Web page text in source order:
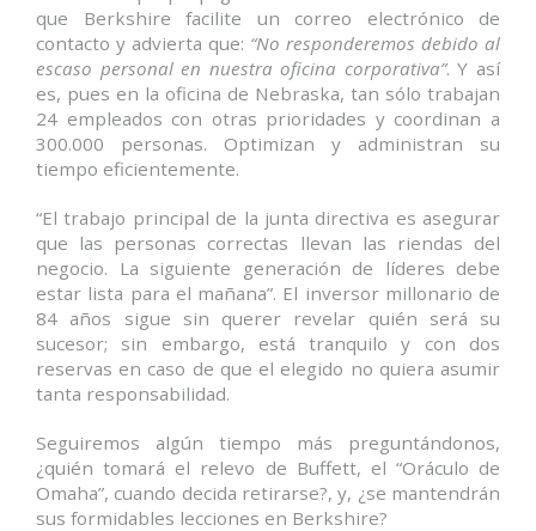
que Berkshire facilite un correo electrónico de
contacto y advierta que: “No responderemos debido al
escaso personal en nuestra oficina corporativa”. Y así
es, pues en la oficina de Nebraska, tan sólo trabajan
24 empleados con otras prioridades y coordinan a
300.000 personas. Optimizan y administran su
tiempo eficientemente.
“El trabajo principal de la junta directiva es asegurar
que las personas correctas llevan las riendas del
negocio. La siguiente generación de líderes debe
estar lista para el mañana”. El inversor millonario de
84 años sigue sin querer revelar quién será su
sucesor; sin embargo, está tranquilo y con dos
reservas en caso de que el elegido no quiera asumir
tanta responsabilidad.
Seguiremos algún tiempo más preguntándonos,
¿quién tomará el relevo de Buffett, el “Oráculo de
Omaha”, cuando decida retirarse?, y, ¿se mantendrán
sus formidables lecciones en Berkshire?